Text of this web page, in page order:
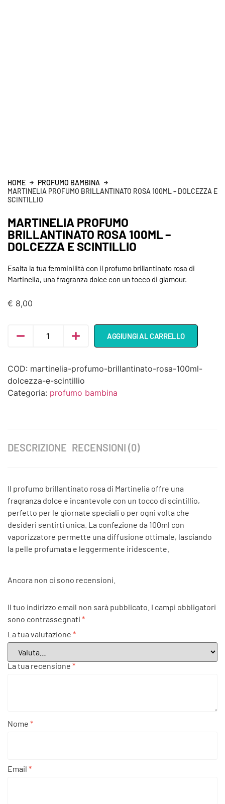
HOME
PROFUMO BAMBINA
MARTINELIA PROFUMO BRILLANTINATO ROSA 100ML – DOLCEZZA E
SCINTILLIO
MARTINELIA PROFUMO
BRILLANTINATO ROSA 100ML –
DOLCEZZA E SCINTILLIO
Esalta la tua femminilità con il profumo brillantinato rosa di
Martinelia, una fragranza dolce con un tocco di glamour.
€ 8,00
AGGIUNGI AL CARRELLO
COD: martinelia-profumo-brillantinato-rosa-100ml-
dolcezza-e-scintillio
Categoria: profumo bambina
DESCRIZIONE RECENSIONI (0)
Il profumo brillantinato rosa di Martinelia offre una
fragranza dolce e incantevole con un tocco di scintillio,
perfetto per le giornate speciali o per ogni volta che
desideri sentirti unica. La confezione da 100ml con
vaporizzatore permette una diffusione ottimale, lasciando
la pelle profumata e leggermente iridescente.
Ancora non ci sono recensioni.
Il tuo indirizzo email non sarà pubblicato. I campi obbligatori
sono contrassegnati *
La tua valutazione *
La tua recensione *
Nome *
Email *